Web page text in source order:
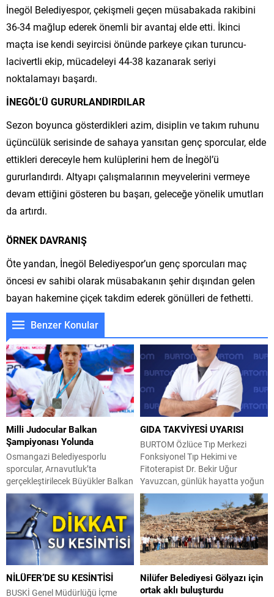
İnegöl Belediyespor, çekişmeli geçen müsabakada rakibini
36-34 mağlup ederek önemli bir avantaj elde etti. İkinci
maçta ise kendi seyircisi önünde parkeye çıkan turuncu-
lacivertli ekip, mücadeleyi 44-38 kazanarak seriyi
noktalamayı başardı.
İNEGÖL’Ü GURURLANDIRDILAR
Sezon boyunca gösterdikleri azim, disiplin ve takım ruhunu
üçüncülük serisinde de sahaya yansıtan genç sporcular, elde
ettikleri dereceyle hem kulüplerini hem de İnegöl’ü
gururlandırdı. Altyapı çalışmalarının meyvelerini vermeye
devam ettiğini gösteren bu başarı, geleceğe yönelik umutları
da artırdı.
ÖRNEK DAVRANIŞ
Öte yandan, İnegöl Belediyespor’un genç sporcuları maç
öncesi ev sahibi olarak müsabakanın şehir dışından gelen
bayan hakemine çiçek takdim ederek gönülleri de fethetti.
Benzer Konular
Milli Judocular Balkan
Şampiyonası Yolunda
Osmangazi Belediyesporlu
sporcular, Arnavutluk’ta
gerçekleştirilecek Büyükler Balkan
Judo Şampiyonası’nda ay-yıldızlı
forma ile mücadele verecek.
Osmangazi Belediyespor’un
başarılı judocuları, uluslararası
arenada Türk bayrağını gururla
dalgalandırmak için tatamiye
çıkıyor. 1-2 Ağustos tarihlerinde
Arnavutluk’un başkenti Tiran’da
düzenlenecek Büyükler Balkan
GIDA TAKVİYESİ UYARISI
BURTOM Özlüce Tıp Merkezi
Fonksiyonel Tıp Hekimi ve
Fitoterapist Dr. Bekir Uğur
Yavuzcan, günlük hayatta yoğun
olarak kullanılan gıda
takviyelerinin tamamen kişiye özel
ve hekim kontrolünde
planlanması gerektiğini vurguladı.
Dr. Yavuzcan, “Multivitamin, C ve
D vitamini, Omega-3, magnezyum
gibi mikrobesinler bağışıklık ve
beyin sağlığı için hayati önem
taşır. Ancak ezbere...
NİLÜFER’DE SU KESİNTİSİ
BUSKİ Genel Müdürlüğü İçme
Nilüfer Belediyesi Gölyazı için
ortak aklı buluşturdu